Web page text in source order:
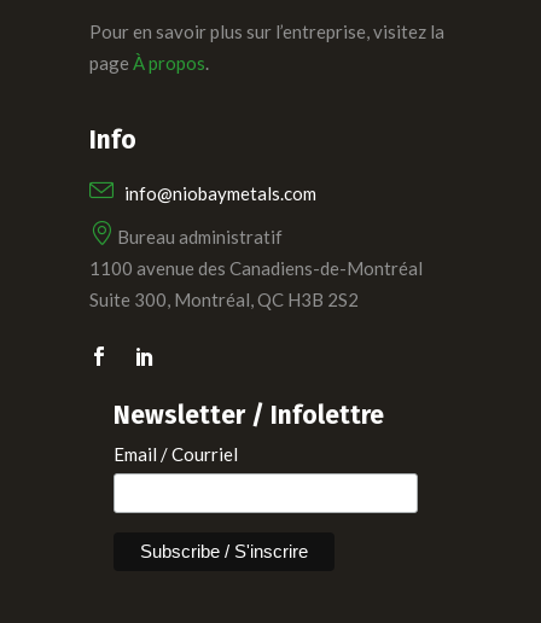
Pour en savoir plus sur l’entreprise, visitez la
page À propos.
Info
info@niobaymetals.com
Bureau administratif
1100 avenue des Canadiens-de-Montréal
Suite 300, Montréal, QC H3B 2S2
Newsletter / Infolettre
Email / Courriel